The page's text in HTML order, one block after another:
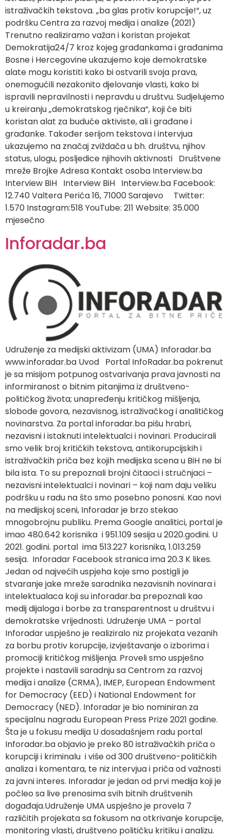
istraživačkih tekstova. „ba glas protiv korupcije!“, uz
podršku Centra za razvoj medija i analize (2021)
Trenutno realiziramo važan i koristan projekat
Demokratija24/7 kroz kojeg građankama i građanima
Bosne i Hercegovine ukazujemo koje demokratske
alate mogu koristiti kako bi ostvarili svoja prava,
onemogućili nezakonito djelovanje vlasti, kako bi
ispravili nepravilnosti i nepravdu u društvu. Sudjelujemo
u kreiranju „demokratskog rječnika“, koji će biti
koristan alat za buduće aktiviste, ali i građane i
građanke. Također serijom tekstova i intervjua
ukazujemo na značaj zviždača u bh. društvu, njihov
status, ulogu, posljedice njihovih aktivnosti Društvene
mreže Brojke Adresa Kontakt osoba Interview.ba
Interview BiH Interview BiH Interview.ba Facebook:
12.740 Valtera Perića 16, 71000 Sarajevo Twitter:
1.570 Instagram:518 YouTube: 211 Website: 35.000
mjesečno
Inforadar.ba
Udruženje za medijski aktivizam (UMA) Inforadar.ba
www.inforadar.ba Uvod Portal InfoRadar.ba pokrenut
je sa misijom potpunog ostvarivanja prava javnosti na
informiranost o bitnim pitanjima iz društveno-
političkog života; unapređenju kritičkog mišljenja,
slobode govora, nezavisnog, istraživačkog i analitičkog
novinarstva. Za portal inforadar.ba pišu hrabri,
nezavisni i istaknuti intelektualci i novinari. Producirali
smo velik broj kritičkih tekstova, antikorupcijskih i
istraživačkih priča bez kojih medijska scena u BiH ne bi
bila ista. To su prepoznali brojni čitaoci i stručnjaci –
nezavisni intelektualci i novinari – koji nam daju veliku
podršku u radu na što smo posebno ponosni. Kao novi
na medijskoj sceni, Inforadar je brzo stekao
mnogobrojnu publiku. Prema Google analitici, portal je
imao 480.642 korisnika i 951.109 sesija u 2020.godini. U
2021. godini. portal ima 513.227 korisnika, 1.013.259
sesija. Inforadar Facebook stranica ima 20.3 K likes.
Jedan od najvećih uspjeha koje smo postigli je
stvaranje jake mreže saradnika nezavisnih novinara i
intelektualaca koji su inforadar.ba prepoznali kao
medij dijaloga i borbe za transparentnost u društvu i
demokratske vrijednosti. Udruženje UMA – portal
Inforadar uspješno je realiziralo niz projekata vezanih
za borbu protiv korupcije, izvještavanje o izborima i
promociji kritičkog mišljenja. Proveli smo uspješno
projekte i nastavili saradnju sa Centrom za razvoj
medija i analize (CRMA), IMEP, European Endowment
for Democracy (EED) i National Endowment for
Democracy (NED). Inforadar je bio nominiran za
specijalnu nagradu European Press Prize 2021 godine.
Šta je u fokusu medija U dosadašnjem radu portal
Inforadar.ba objavio je preko 80 istraživačkih priča o
korupciji i kriminalu i više od 300 društveno-političkih
analiza i komentara, te niz intervjua i priča od važnosti
za javni interes. Inforadar je jedan od prvi medija koji je
počleo sa live prenosima svih bitnih društvenih
događaja.Udruženje UMA uspješno je provela 7
različitih projekata sa fokusom na otkrivanje korupcije,
monitoring vlasti, društveno političku kritiku i analizu.